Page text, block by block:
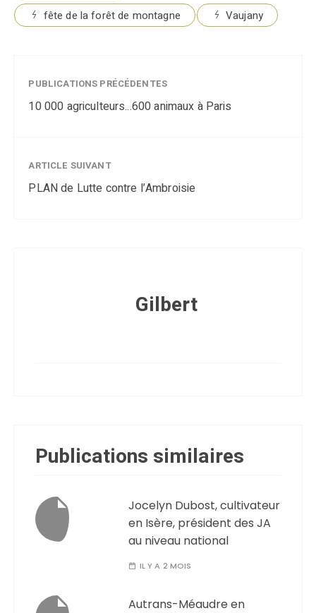
fête de la forêt de montagne
Vaujany
PUBLICATIONS PRÉCÉDENTES
10 000 agriculteurs...600 animaux à Paris
ARTICLE SUIVANT
PLAN de Lutte contre l’Ambroisie
Gilbert
Publications similaires
Jocelyn Dubost, cultivateur
en Isère, président des JA
au niveau national
IL Y A 2 MOIS
Autrans-Méaudre en